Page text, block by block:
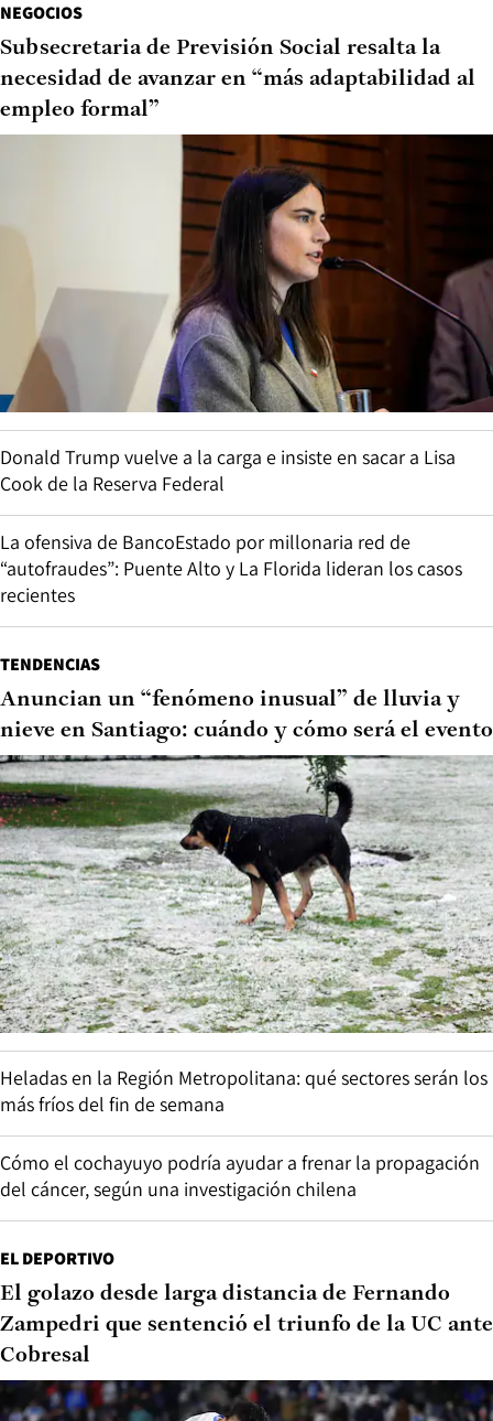
NEGOCIOS
Subsecretaria de Previsión Social resalta la
necesidad de avanzar en “más adaptabilidad al
empleo formal”
Donald Trump vuelve a la carga e insiste en sacar a Lisa
Cook de la Reserva Federal
La ofensiva de BancoEstado por millonaria red de
“autofraudes”: Puente Alto y La Florida lideran los casos
recientes
TENDENCIAS
Anuncian un “fenómeno inusual” de lluvia y
nieve en Santiago: cuándo y cómo será el evento
Heladas en la Región Metropolitana: qué sectores serán los
más fríos del fin de semana
Cómo el cochayuyo podría ayudar a frenar la propagación
del cáncer, según una investigación chilena
EL DEPORTIVO
El golazo desde larga distancia de Fernando
Zampedri que sentenció el triunfo de la UC ante
Cobresal